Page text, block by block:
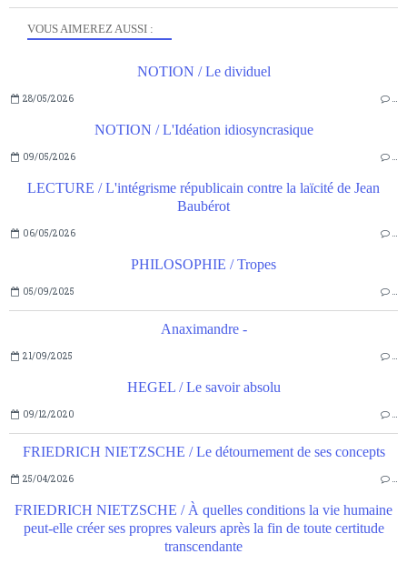
VOUS AIMEREZ AUSSI :
NOTION / Le dividuel
28/05/2026 …
NOTION / L'Idéation idiosyncrasique
09/05/2026 …
LECTURE / L'intégrisme républicain contre la laïcité de Jean
Baubérot
06/05/2026 …
PHILOSOPHIE / Tropes
05/09/2025 …
Anaximandre -
21/09/2025 …
HEGEL / Le savoir absolu
09/12/2020 …
FRIEDRICH NIETZSCHE / Le détournement de ses concepts
25/04/2026 …
FRIEDRICH NIETZSCHE / À quelles conditions la vie humaine
peut-elle créer ses propres valeurs après la fin de toute certitude
transcendante